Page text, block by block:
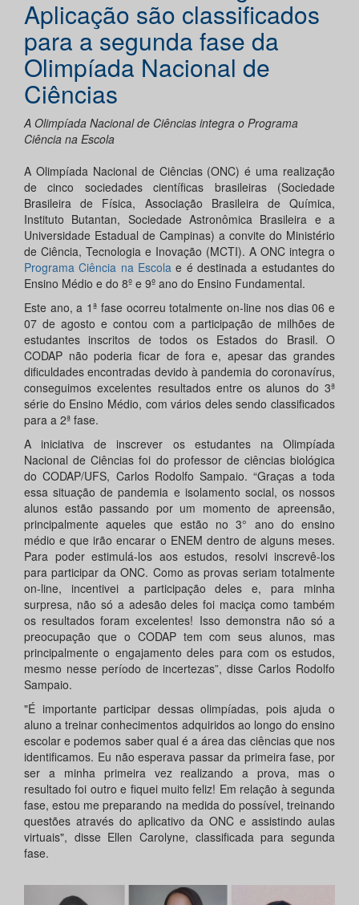
Aplicação são classificados
para a segunda fase da
Olimpíada Nacional de
Ciências
A Olimpíada Nacional de Ciências integra o Programa
Ciência na Escola
A Olimpíada Nacional de Ciências (ONC) é uma realização
de cinco sociedades científicas brasileiras (Sociedade
Brasileira de Física, Associação Brasileira de Química,
Instituto Butantan, Sociedade Astronômica Brasileira e a
Universidade Estadual de Campinas) a convite do Ministério
de Ciência, Tecnologia e Inovação (MCTI). A ONC integra o
Programa Ciência na Escola e é destinada a estudantes do
Ensino Médio e do 8º e 9º ano do Ensino Fundamental.
Este ano, a 1ª fase ocorreu totalmente on-line nos dias 06 e
07 de agosto e contou com a participação de milhões de
estudantes inscritos de todos os Estados do Brasil. O
CODAP não poderia ficar de fora e, apesar das grandes
dificuldades encontradas devido à pandemia do coronavírus,
conseguimos excelentes resultados entre os alunos do 3ª
série do Ensino Médio, com vários deles sendo classificados
para a 2ª fase.
A iniciativa de inscrever os estudantes na Olimpíada
Nacional de Ciências foi do professor de ciências biológica
do CODAP/UFS, Carlos Rodolfo Sampaio. “Graças a toda
essa situação de pandemia e isolamento social, os nossos
alunos estão passando por um momento de apreensão,
principalmente aqueles que estão no 3° ano do ensino
médio e que irão encarar o ENEM dentro de alguns meses.
Para poder estimulá-los aos estudos, resolvi inscrevê-los
para participar da ONC. Como as provas seriam totalmente
on-line, incentivei a participação deles e, para minha
surpresa, não só a adesão deles foi maciça como também
os resultados foram excelentes! Isso demonstra não só a
preocupação que o CODAP tem com seus alunos, mas
principalmente o engajamento deles para com os estudos,
mesmo nesse período de incertezas”, disse Carlos Rodolfo
Sampaio.
"É importante participar dessas olimpíadas, pois ajuda o
aluno a treinar conhecimentos adquiridos ao longo do ensino
escolar e podemos saber qual é a área das ciências que nos
identificamos. Eu não esperava passar da primeira fase, por
ser a minha primeira vez realizando a prova, mas o
resultado foi outro e fiquei muito feliz! Em relação à segunda
fase, estou me preparando na medida do possível, treinando
questões através do aplicativo da ONC e assistindo aulas
virtuais", disse Ellen Carolyne, classificada para segunda
fase.